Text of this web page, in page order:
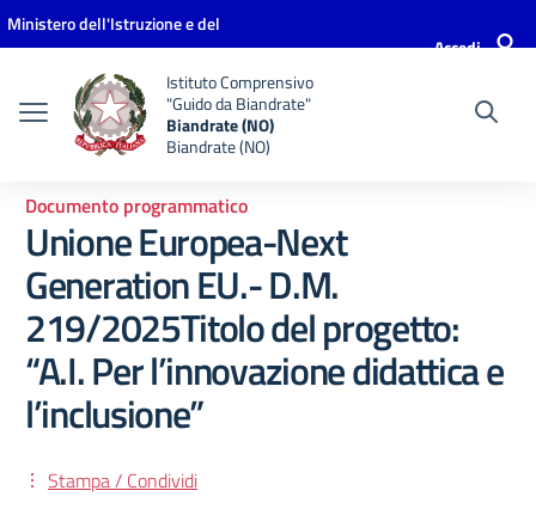
Vai ai contenuti
Vai al menu di navigazione
Vai al footer
Ministero dell'Istruzione e del
Accedi
Istituto Comprensivo
"Guido da Biandrate"
Biandrate (NO)
Biandrate (NO)
Documento programmatico
Unione Europea-Next
Generation EU.- D.M.
219/2025Titolo del progetto:
“A.I. Per l’innovazione didattica e
l’inclusione”
Stampa / Condividi